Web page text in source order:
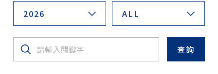
2026 ALL
查詢